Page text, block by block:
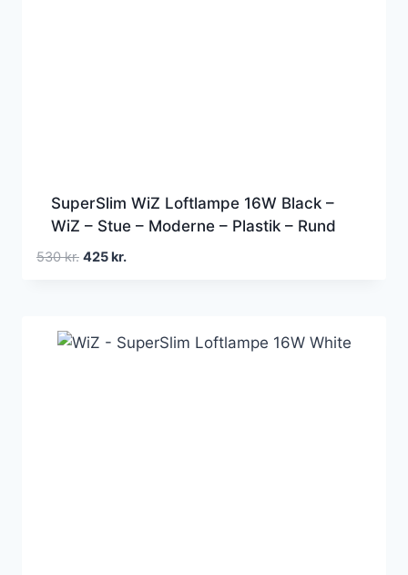
SuperSlim WiZ Loftlampe 16W Black –
WiZ – Stue – Moderne – Plastik – Rund
530kr. Den
530 kr..
425 kr.Den
425 kr..